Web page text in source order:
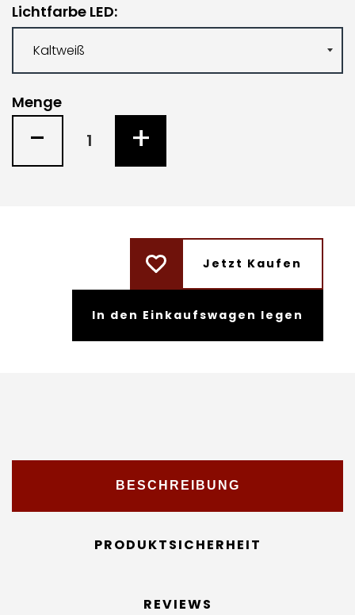
Lichtfarbe LED
Menge
- +
Jetzt Kaufen
In den Einkaufswagen legen
BESCHREIBUNG
PRODUKTSICHERHEIT
REVIEWS